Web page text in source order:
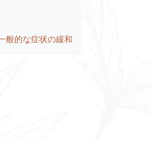
般的な症状の緩和